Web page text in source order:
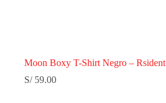
Moon Boxy T-Shirt Negro – Rsident
S/59.00